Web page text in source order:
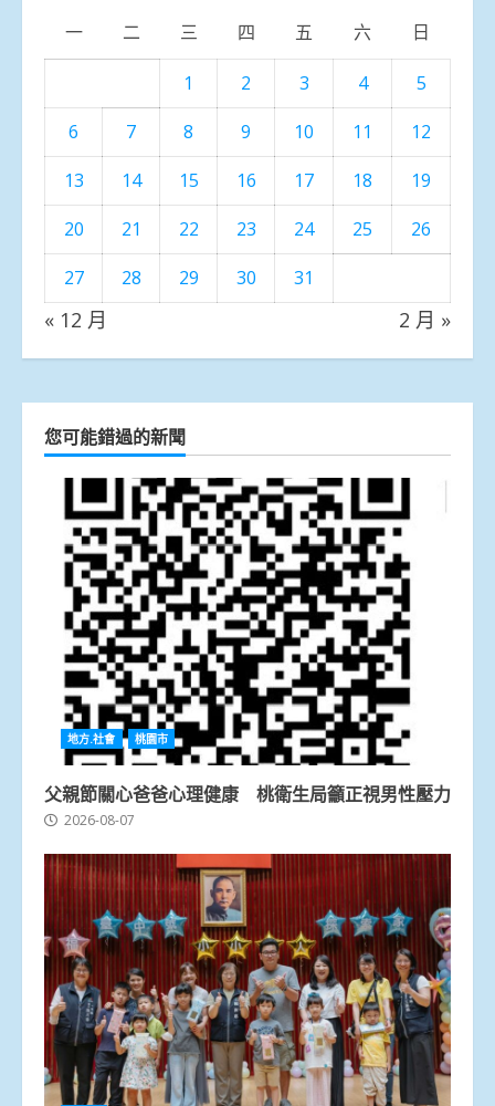
一 二 三 四 五 六 日
1 2 3 4
5
6
7 8 9 10 11
12
13
14 15 16 17 18
19
20
21 22 23 24 25
26
27
28 29 30 31
« 12 月 2 月 »
您可能錯過的新聞
地方.社會 桃園市
父親節關心爸爸心理健康 桃衛生局籲正視男性壓力
2026-08-07